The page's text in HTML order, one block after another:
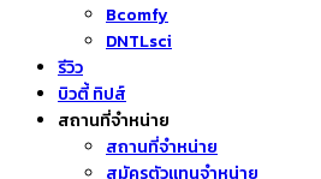
Bcomfy
DNTLsci
รีวิว
บิวตี้ ทิปส์
สถานที่จำหน่าย
สถานที่จำหน่าย
สมัครตัวแทนจำหน่าย